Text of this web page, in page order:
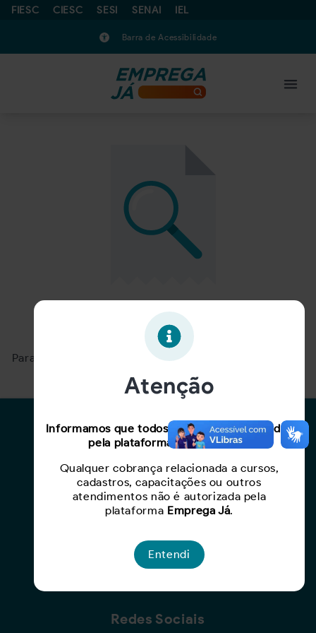
FIESC CIESC SESI SENAI IEL
Barra de Acessibilidade
Oportunidade expirada!
Para ver mais, acesse a páginaBuscar Oportunidades.
Para Candidatos
Cadastro de Currículo
Capacite-se
Criar Oportunidade
Redes Sociais
Atenção
Informamos que todos os serviços oferecidos
pela plataforma são gratuitos.
Qualquer cobrança relacionada a cursos,
cadastros, capacitações ou outros
atendimentos não é autorizada pela
plataforma Emprega Já.
Entendi